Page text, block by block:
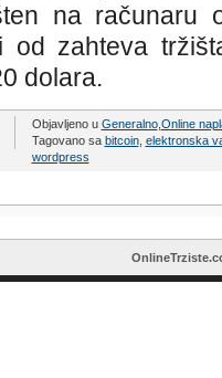
na računaru
od zahteva
dolara.
Objavljeno u Generalno, Online
Tagovano sa bitcoin, elektronska
wordpress